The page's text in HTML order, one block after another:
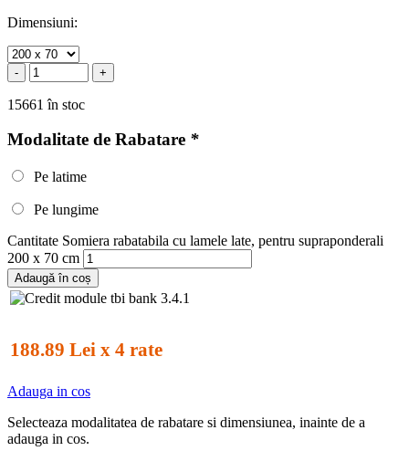
Dimensiuni:
- +
15661 în stoc
Modalitate de Rabatare *
Pe latime
Pe lungime
Cantitate Somiera rabatabila cu lamele late, pentru supraponderali
200 x 70 cm
Adaugă în coș
188.89 Lei x 4 rate
Adauga in cos
Selecteaza modalitatea de rabatare si dimensiunea, inainte de a
adauga in cos.